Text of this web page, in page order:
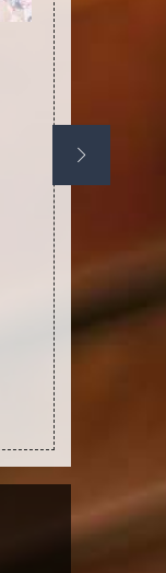
le fait
précarités